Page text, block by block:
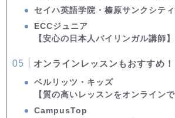
セイハ英語学院・榛原サンクシテ
ECCジュニア
【安心の日本人バイリンガル講師】
オンラインレッスンもおすすめ！
ベルリッツ・キッズ
【質の高いレッスンをオンラインで
CampusTop